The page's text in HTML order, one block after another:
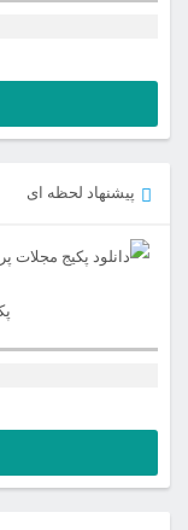
پیشنهاد لحظه ای